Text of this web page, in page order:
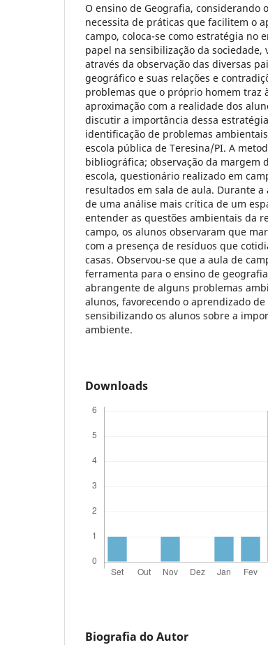
O ensino de Geografia, considerando
necessita de práticas que facilitem o
campo, coloca-se como estratégia no
papel na sensibilização da
através da observação das diversas
geográfico e suas relações e
problemas que o próprio homem traz
aproximação com a realidade dos
discutir a importância dessa
identificação de problemas
escola pública de Teresina/PI. A
bibliográfica; observação da margem
escola, questionário realizado em
resultados em sala de aula. Durante
de uma análise mais crítica de um
entender as questões ambientais da
campo, os alunos observaram que
com a presença de resíduos que
casas. Observou-se que a aula de
ferramenta para o ensino de
abrangente de alguns problemas
alunos, favorecendo o aprendizado
sensibilizando os alunos sobre a
ambiente.
Downloads
Biografia do Autor